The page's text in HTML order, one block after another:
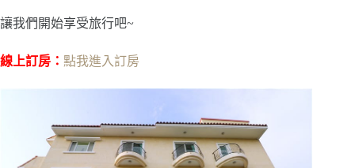
讓我們開始享受旅行吧~
線上訂房： 點我進入訂房